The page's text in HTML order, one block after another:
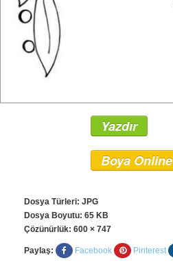
Yazdır
Boya Online
Dosya Türleri: JPG
Dosya Boyutu: 65 KB
Çözünürlük: 600 × 747
Paylaş: Facebook Pinterest